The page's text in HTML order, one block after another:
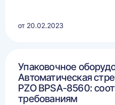
от 20.02.2023
Упаковочное
Автоматическая
PZO BPSA-8560:
требованиям